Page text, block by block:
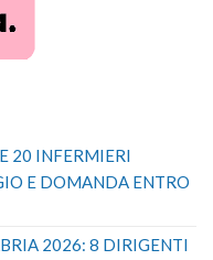
20 INFERMIERI
E DOMANDA ENTRO
2026: 8 DIRIGENTI